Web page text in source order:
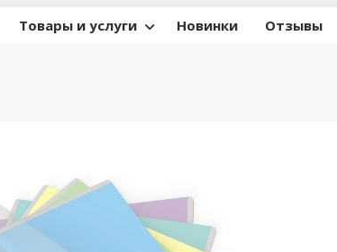
Товары и услуги Новинки Отзывы